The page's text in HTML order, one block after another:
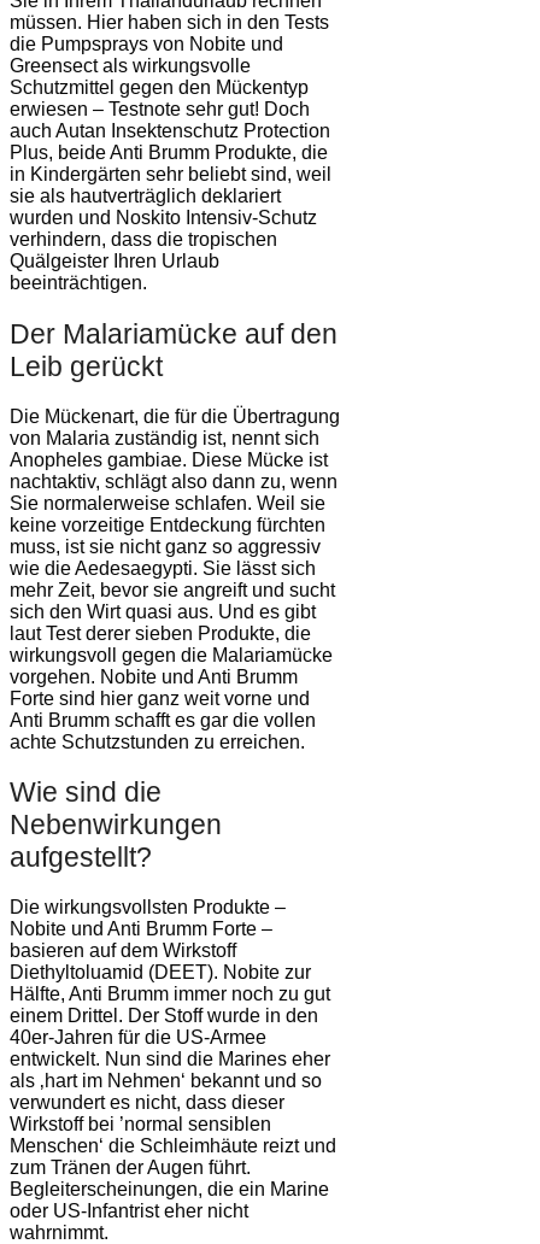
müssen. Hier haben sich in den Tests
die Pumpsprays von Nobite und
Greensect als wirkungsvolle
Schutzmittel gegen den Mückentyp
erwiesen – Testnote sehr gut! Doch
auch Autan Insektenschutz Protection
Plus, beide Anti Brumm Produkte, die
in Kindergärten sehr beliebt sind, weil
sie als hautverträglich deklariert
wurden und Noskito Intensiv-Schutz
verhindern, dass die tropischen
Quälgeister Ihren Urlaub
beeinträchtigen.
Der Malariamücke auf den
Leib gerückt
Die Mückenart, die für die Übertragung
von Malaria zuständig ist, nennt sich
Anopheles gambiae. Diese Mücke ist
nachtaktiv, schlägt also dann zu, wenn
Sie normalerweise schlafen. Weil sie
keine vorzeitige Entdeckung fürchten
muss, ist sie nicht ganz so aggressiv
wie die Aedesaegypti. Sie lässt sich
mehr Zeit, bevor sie angreift und sucht
sich den Wirt quasi aus. Und es gibt
laut Test derer sieben Produkte, die
wirkungsvoll gegen die Malariamücke
vorgehen. Nobite und Anti Brumm
Forte sind hier ganz weit vorne und
Anti Brumm schafft es gar die vollen
achte Schutzstunden zu erreichen.
Wie sind die
Nebenwirkungen
aufgestellt?
Die wirkungsvollsten Produkte –
Nobite und Anti Brumm Forte –
basieren auf dem Wirkstoff
Diethyltoluamid (DEET). Nobite zur
Hälfte, Anti Brumm immer noch zu gut
einem Drittel. Der Stoff wurde in den
40er-Jahren für die US-Armee
entwickelt. Nun sind die Marines eher
als ‚hart im Nehmen‘ bekannt und so
verwundert es nicht, dass dieser
Wirkstoff bei ’normal sensiblen
Menschen‘ die Schleimhäute reizt und
zum Tränen der Augen führt.
Begleiterscheinungen, die ein Marine
oder US-Infantrist eher nicht
wahrnimmt.